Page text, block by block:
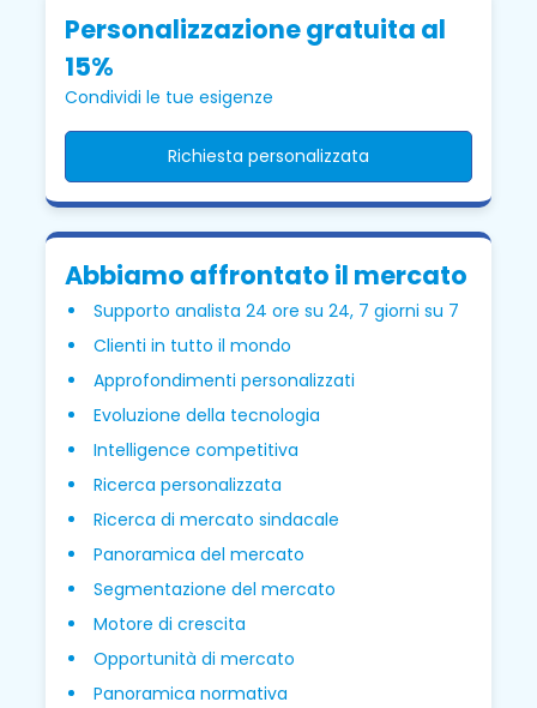
Personalizzazione gratuita al
15%
Condividi le tue esigenze
Richiesta personalizzata
Abbiamo affrontato il mercato
Supporto analista 24 ore su 24, 7 giorni su 7
Clienti in tutto il mondo
Approfondimenti personalizzati
Evoluzione della tecnologia
Intelligence competitiva
Ricerca personalizzata
Ricerca di mercato sindacale
Panoramica del mercato
Segmentazione del mercato
Motore di crescita
Opportunità di mercato
Panoramica normativa